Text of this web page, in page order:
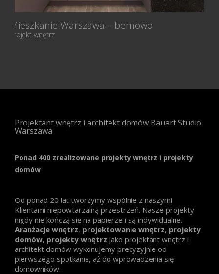
Mieszkanie Warszawa – bemowo
Projekt wnętrz
Projektant wnętrz i architekt domów Bauart Studio
Warszawa
Ponad 400 zrealizowane projekty wnętrz i projekty
domów
Od ponad 20 lat tworzymy wspólnie z naszymi
Klientami niepowtarzalną przestrzeń. Nasze projekty
nigdy nie kończą się na papierze i są indywidualne.
Aranżacje wnętrz, projektowanie wnętrz, projekty
domów, projekty wnętrz jako projektant wnętrz i
architekt domów wykonujemy precyzyjnie od
pierwszego spotkania, aż do wprowadzenia się
domowników.